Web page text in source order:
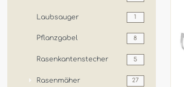
Laubsauger
Pflanzgabel 8
Rasenkantenstecher 5
Rasenmäher 27